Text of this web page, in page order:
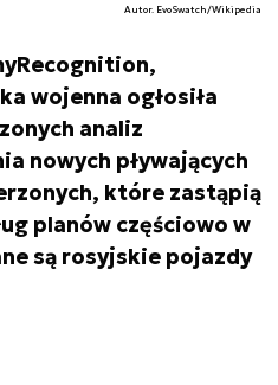
Autor. EvoSwatch/Wikipedia
wojenna ogłosiła
analiz
nowych pływających
które zastąpią
planów częściowo w
są rosyjskie pojazdy